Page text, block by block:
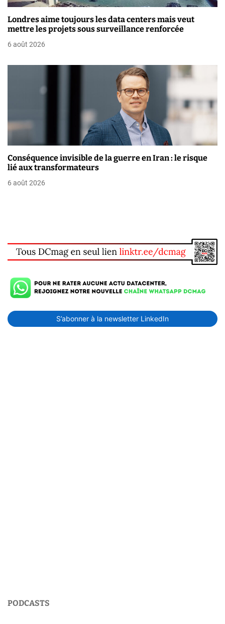
c
l
Londres aime toujours les data centers mais veut
mettre les projets sous surveillance renforcée
6 août 2026
Conséquence invisible de la guerre en Iran : le risque
lié aux transformateurs
6 août 2026
S’abonner à la newsletter LinkedIn
PODCASTS